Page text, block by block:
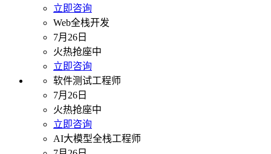
立即咨询
Web全栈开发
7月26日
火热抢座中
立即咨询
软件测试工程师
7月26日
火热抢座中
立即咨询
AI大模型全栈工程师